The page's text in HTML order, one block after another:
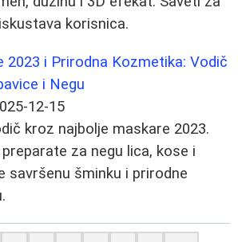
korisnica.
2023 i Prirodna Kozmetika: Vodič
i Negu
12-15
kroz najbolje maskare 2023.
za negu lica, kose i
savršenu šminku i prirodne